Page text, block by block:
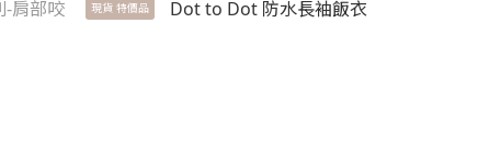
現貨 特價品